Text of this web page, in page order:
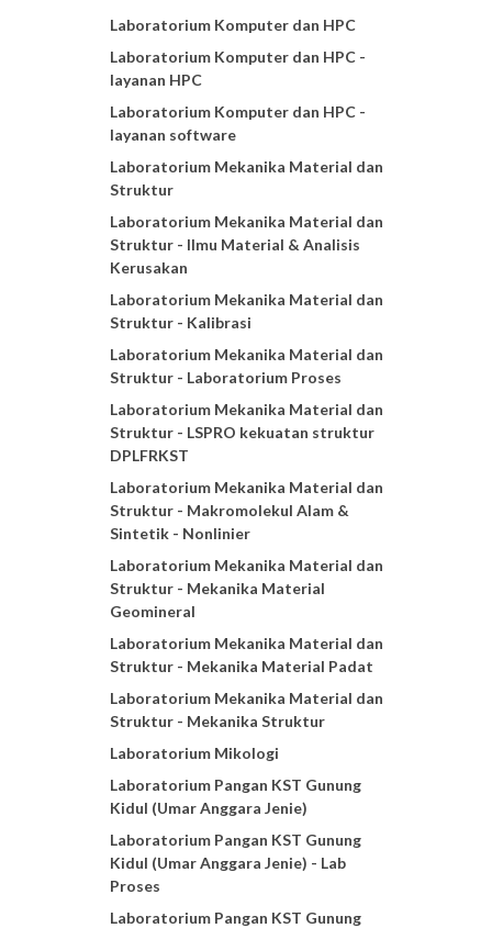
Laboratorium Komputer dan HPC
Laboratorium Komputer dan HPC -
layanan HPC
Laboratorium Komputer dan HPC -
layanan software
Laboratorium Mekanika Material dan
Struktur
Laboratorium Mekanika Material dan
Struktur - Ilmu Material & Analisis
Kerusakan
Laboratorium Mekanika Material dan
Struktur - Kalibrasi
Laboratorium Mekanika Material dan
Struktur - Laboratorium Proses
Laboratorium Mekanika Material dan
Struktur - LSPRO kekuatan struktur
DPLFRKST
Laboratorium Mekanika Material dan
Struktur - Makromolekul Alam &
Sintetik - Nonlinier
Laboratorium Mekanika Material dan
Struktur - Mekanika Material
Geomineral
Laboratorium Mekanika Material dan
Struktur - Mekanika Material Padat
Laboratorium Mekanika Material dan
Struktur - Mekanika Struktur
Laboratorium Mikologi
Laboratorium Pangan KST Gunung
Kidul (Umar Anggara Jenie)
Laboratorium Pangan KST Gunung
Kidul (Umar Anggara Jenie) - Lab
Proses
Laboratorium Pangan KST Gunung